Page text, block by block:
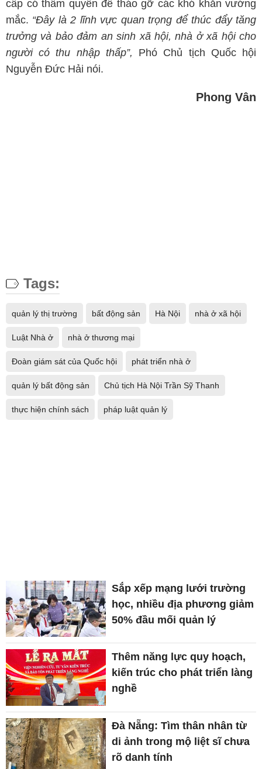
cấp có thẩm quyền để tháo gỡ các khó khăn vướng
mắc. “Đây là 2 lĩnh vực quan trọng để thúc đẩy tăng
trưởng và bảo đảm an sinh xã hội, nhà ở xã hội cho
người có thu nhập thấp”, Phó Chủ tịch Quốc hội
Nguyễn Đức Hải nói.
Phong Vân
Tags:
quản lý thị trường bất động sản Hà Nội nhà ở xã hội
Luật Nhà ở nhà ở thương mại
Đoàn giám sát của Quốc hội phát triển nhà ở
quản lý bất động sản Chủ tịch Hà Nội Trần Sỹ Thanh
thực hiện chính sách pháp luật quản lý
Sắp xếp mạng lưới trường
học, nhiều địa phương giảm
50% đầu mối quản lý
Thêm năng lực quy hoạch,
kiến trúc cho phát triển làng
nghề
Đà Nẵng: Tìm thân nhân từ
di ảnh trong mộ liệt sĩ chưa
rõ danh tính